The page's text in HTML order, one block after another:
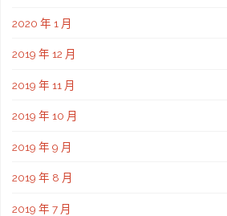
2020 年 1 月
2019 年 12 月
2019 年 11 月
2019 年 10 月
2019 年 9 月
2019 年 8 月
2019 年 7 月